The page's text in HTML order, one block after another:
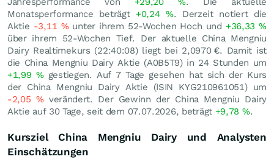
Monatsperformance beträgt +0,24%. Derzeit notiert die
Aktie -3,11 %unter ihrem 52-Wochen Hoch und +36,33%
über ihrem 52-Wochen Tief. Der aktuelle China Mengniu
Dairy Realtimekurs (22:40:08) liegt bei 2,0970 €. Damit ist
die China Mengniu Dairy Aktie (A0B5T9) in 24 Stunden um
+1,99 %gestiegen. Auf 7 Tage gesehen hat sich der Kurs
der China Mengniu Dairy Aktie (ISIN KYG210961051) um
-2,05 %verändert. Der Gewinn der China Mengniu Dairy
Aktie auf 30 Tage, seit dem 07.07.2026, beträgt +9,78 %.
Kursziel China Mengniu Dairy und Analysten
Einschätzungen